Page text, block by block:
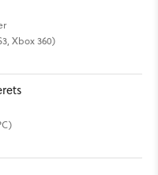
Xbox 360)